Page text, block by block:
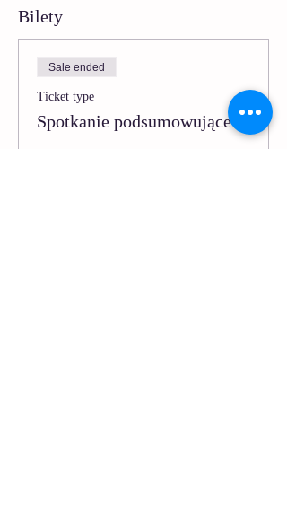
Bilety
Sale ended
Ticket type
Spotkanie podsumowujące